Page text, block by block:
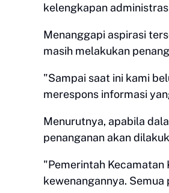
kelengkapan
Menanggapi aspirasi
masih melakukan
"Sampai saat ini kami
merespons informasi
Menurutnya, apabila
penanganan akan
"Pemerintah Kecamatan
kewenangannya.